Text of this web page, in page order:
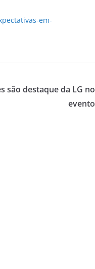
em-
são destaque da LG no
evento